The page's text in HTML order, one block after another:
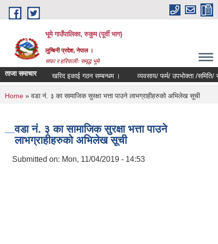
Skip to main content
भूमे गाउँपालिका, रुकुम (पूर्वी भाग)
लुम्बिनी प्रदेश, नेपाल ।
सफा र हरियालीः समृद्ध भूमे
ताजा समाचारखरिद इकाई गठन सम्बन्धम । व्यवसाय/ फर्म/ उपभोक्ता /समिति/ समुह/
You are here
Home » वडा नं. ३ का सामाजिक सुरक्षा भत्ता पाउने लाभग्राहीहरुको अभिलेख सूची
वडा नं. ३ का सामाजिक सुरक्षा भत्ता पाउने
लाभग्राहीहरुको अभिलेख सूची
Submitted on: Mon, 11/04/2019 - 14:53